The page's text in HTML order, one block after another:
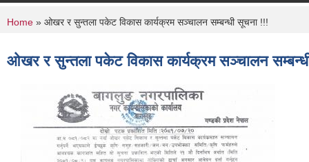
You are here
Home » ओखर र सुन्तला पकेट विकास कार्यक्रम सञ्चालन सम्बन्धी सूचना !!!
ओखर र सुन्तला पकेट विकास कार्यक्रम सञ्चालन